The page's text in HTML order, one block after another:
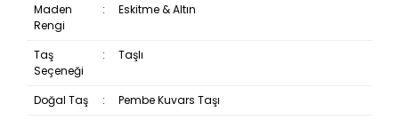
Maden
Rengi
: Eskitme & Altın
Taş
Seçeneği
: Taşlı
Doğal Taş :
Pembe Kuvars Taşı